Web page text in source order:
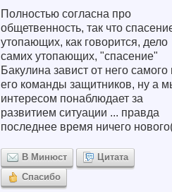
Полностью согласна про
общетвенность, так что
утопающих, как говорится, дело
самих утопающих, "спасение"
Бакулина завист от него самого
его команды защитников, ну а
интересом понаблюдает за
развитием ситуации ... правда
последнее время ничего нового
В Минюст
Цитата
Спасибо